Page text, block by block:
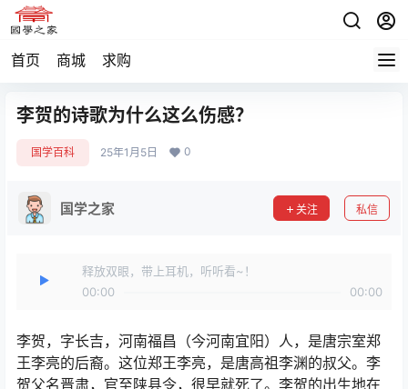
首页 商城 求购
李贺的诗歌为什么这么伤感？
国学百科 25年1月5日 0
国学之家 关注 私信
释放双眼，带上耳机，听听看~！
00:00
00:00
李贺，字长吉，河南福昌（今河南宜阳）人，是唐宗室郑
王李亮的后裔。这位郑王李亮，是唐高祖李渊的叔父。李
贺父名晋肃，官至陕县令，很早就死了。李贺的出生地在